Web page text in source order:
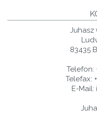
Juhasz
83435
Telefon:
Telefax:
E-Mail: